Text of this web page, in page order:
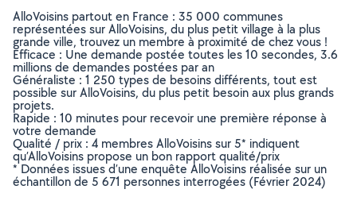
AlloVoisins partout en France : 35 000 communes
représentées sur AlloVoisins, du plus petit village à la plus
grande ville, trouvez un membre à proximité de chez vous !
Efficace : Une demande postée toutes les 10 secondes, 3.6
millions de demandes postées par an
Généraliste : 1 250 types de besoins différents, tout est
possible sur AlloVoisins, du plus petit besoin aux plus grands
projets.
Rapide : 10 minutes pour recevoir une première réponse à
votre demande
Qualité / prix : 4 membres AlloVoisins sur 5* indiquent
qu’AlloVoisins propose un bon rapport qualité/prix
* Données issues d’une enquête AlloVoisins réalisée sur un
échantillon de 5 671 personnes interrogées (Février 2024)